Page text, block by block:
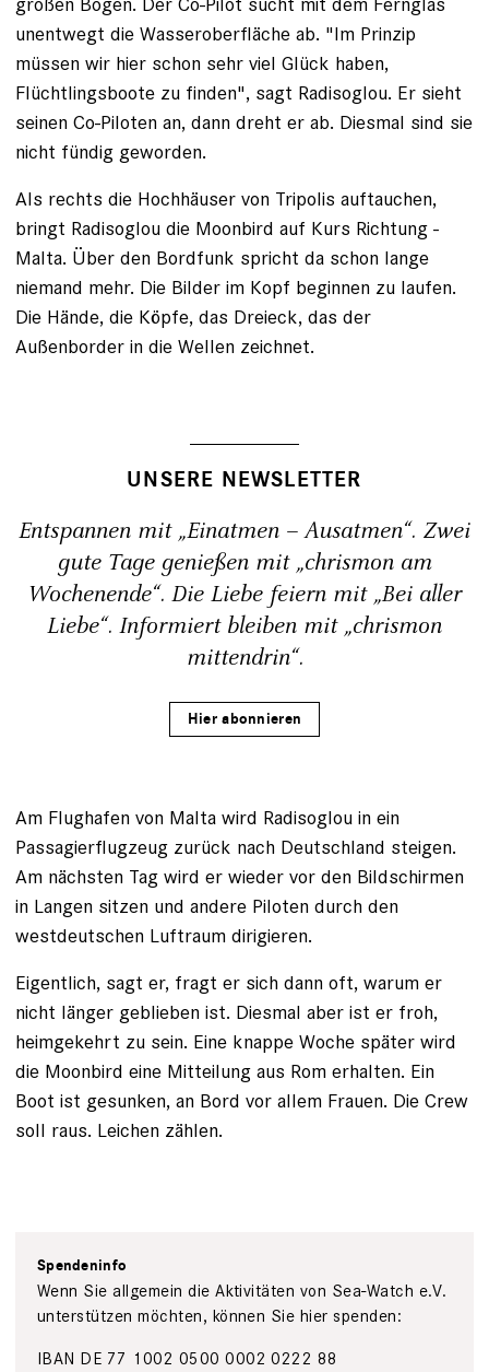
unentwegt die Wasseroberfläche ab. "Im Prinzip
müssen wir hier schon sehr viel Glück haben,
Flüchtlingsboote zu finden", sagt Radisoglou. Er sieht
seinen Co-Piloten an, dann dreht er ab. Diesmal sind sie
nicht fündig geworden.
Als rechts die Hochhäuser von Tripolis auftauchen,
bringt Radisoglou die Moonbird auf Kurs Richtung ­
Malta. Über den Bordfunk spricht da schon lange
niemand mehr. Die Bilder im Kopf beginnen zu laufen.
Die Hände, die Köpfe, das Dreieck, das der
Außenborder in die Wellen zeichnet.
UNSERE NEWSLETTER
Entspannen mit „Einatmen – Ausatmen“. Zwei
gute Tage genießen mit „chrismon am
Wochenende“. Die Liebe feiern mit „Bei aller
Liebe“. Informiert bleiben mit „chrismon
mittendrin“.
Hier abonnieren
Am Flughafen von Malta wird Radisoglou in ein
Passagier­flugzeug zurück nach Deutschland steigen.
Am nächsten Tag wird er wieder vor den Bildschirmen
in Langen sitzen und andere Piloten durch den
westdeutschen Luftraum dirigieren.
Eigentlich, sagt er, fragt er sich dann oft, warum er
nicht länger geblieben ist. Diesmal aber ist er froh,
heimgekehrt zu sein. Eine knappe Woche später wird
die Moonbird eine Mitteilung aus Rom erhalten. Ein
Boot ist gesunken, an Bord vor allem Frauen. Die Crew
soll raus. Leichen zählen.
Spendeninfo
Wenn Sie allgemein die Aktivitäten von Sea-Watch e.V.
unterstützen möchten, können Sie hier spenden:
IBAN DE 77 1002 0500 0002 0222 88